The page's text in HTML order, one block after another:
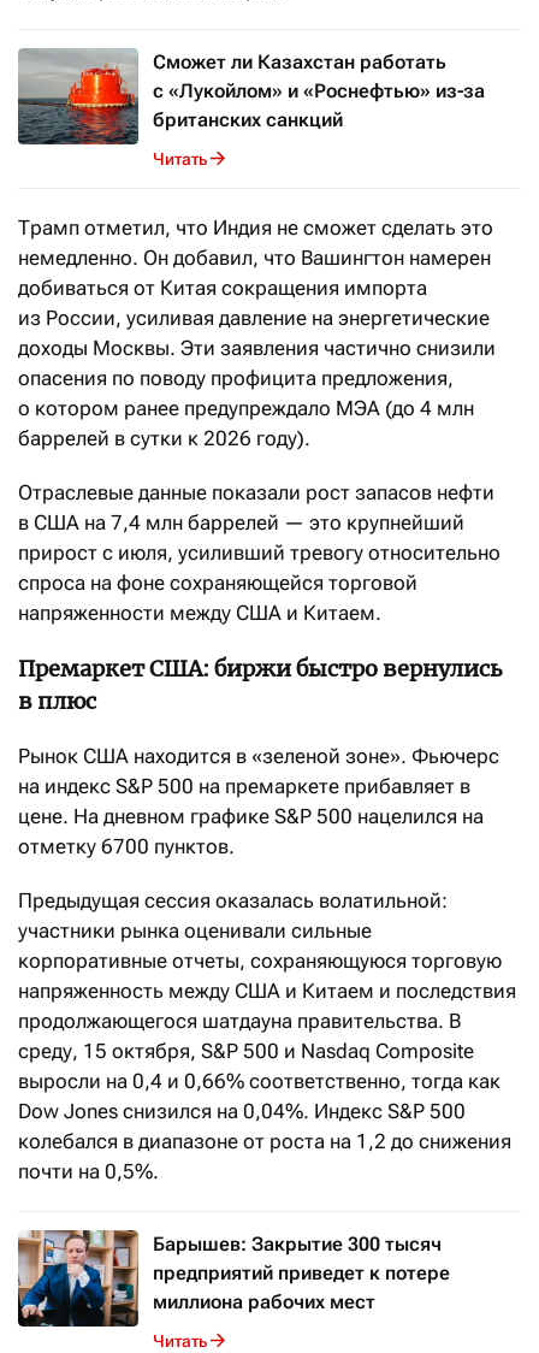
Сможет ли Казахстан работать
с «Лукойлом» и «Роснефтью» из-за
британских санкций
Читать
Трамп отметил, что Индия не сможет сделать это
немедленно. Он добавил, что Вашингтон намерен
добиваться от Китая сокращения импорта
из России, усиливая давление на энергетические
доходы Москвы. Эти заявления частично снизили
опасения по поводу профицита предложения,
о котором ранее предупреждало МЭА (до 4 млн
баррелей в сутки к 2026 году).
Отраслевые данные показали рост запасов нефти
в США на 7,4 млн баррелей — это крупнейший
прирост с июля, усиливший тревогу относительно
спроса на фоне сохраняющейся торговой
напряженности между США и Китаем.
Премаркет США: биржи быстро вернулись
в плюс
Рынок США находится в «зеленой зоне». Фьючерс
на индекс S&P 500 на премаркете прибавляет в
цене. На дневном графике S&P 500 нацелился на
отметку 6700 пунктов.
Предыдущая сессия оказалась волатильной:
участники рынка оценивали сильные
корпоративные отчеты, сохраняющуюся торговую
напряженность между США и Китаем и последствия
продолжающегося шатдауна правительства. В
среду, 15 октября, S&P 500 и Nasdaq Composite
выросли на 0,4 и 0,66% соответственно, тогда как
Dow Jones снизился на 0,04%. Индекс S&P 500
колебался в диапазоне от роста на 1,2 до снижения
почти на 0,5%.
Барышев: Закрытие 300 тысяч
предприятий приведет к потере
миллиона рабочих мест
Читать